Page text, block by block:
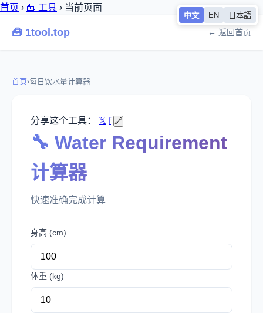
中文 EN 日本語
首页 › 🧰 工具 › 当前页面
🧰 1tool.top ← 返回首页
首页›每日饮水量计算器
分享这个工具： 𝕏 f 🔗
🔧 Water Requirement
计算器
快速准确完成计算
身高 (cm)
体重 (kg)